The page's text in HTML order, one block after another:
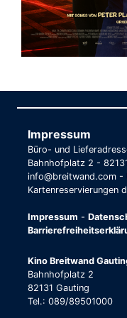
Impressum
Büro- und
Bahnhofplatz 2 -
info@breitwand.com -
Kartenreservierungen
Impressum -
Kino Breitwand
Bahnhofplatz 2
82131 Gauting
Tel.: 089/89501000